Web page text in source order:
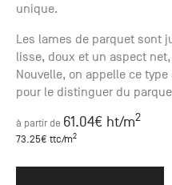
unique.
Les lames de parquet sont
lisse, doux et un aspect
Nouvelle, on appelle ce
pour le distinguer du
à partir de 61.04€ ht/m2
73.25€ ttc/m2